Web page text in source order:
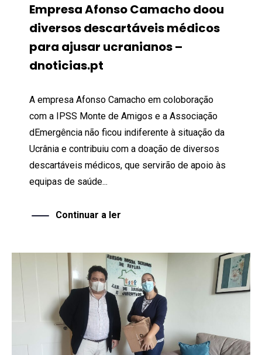
Empresa Afonso Camacho doou
diversos descartáveis médicos
para ajusar ucranianos –
dnoticias.pt
A empresa Afonso Camacho em coloboração
com a IPSS Monte de Amigos e a Associação
dEmergência não ficou indiferente à situação da
Ucrânia e contribuiu com a doação de diversos
descartáveis médicos, que servirão de apoio às
equipas de saúde...
Continuar a ler